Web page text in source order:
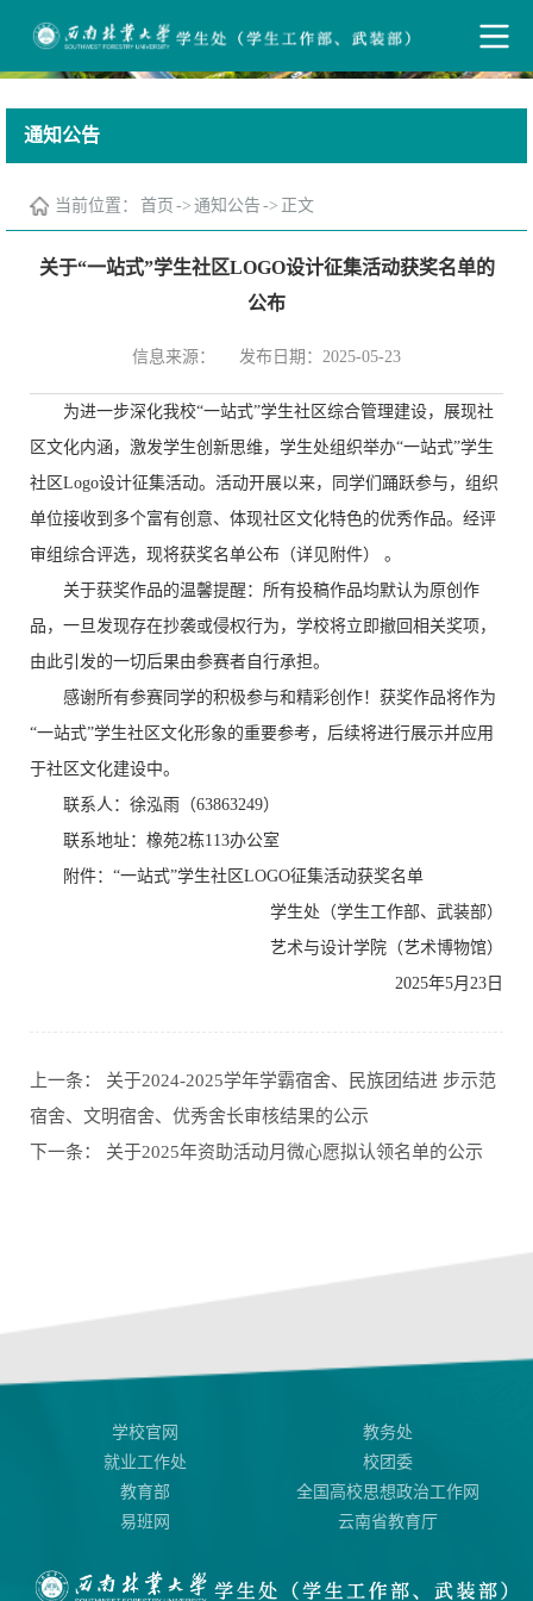
通知公告
当前位置： 首页 -> 通知公告 -> 正文
关于“一站式”学生社区LOGO设计征集活动获奖名单的
公布
信息来源： 发布日期：2025-05-23
为进一步深化我校“一站式”学生社区综合管理建设，展现社
区文化内涵，激发学生创新思维，学生处组织举办“一站式”学生
社区Logo设计征集活动。活动开展以来，同学们踊跃参与，组织
单位接收到多个富有创意、体现社区文化特色的优秀作品。经评
审组综合评选，现将获奖名单公布（详见附件） 。
关于获奖作品的温馨提醒：所有投稿作品均默认为原创作
品，一旦发现存在抄袭或侵权行为，学校将立即撤回相关奖项，
由此引发的一切后果由参赛者自行承担。
感谢所有参赛同学的积极参与和精彩创作！获奖作品将作为
“一站式”学生社区文化形象的重要参考，后续将进行展示并应用
于社区文化建设中。
联系人：徐泓雨（63863249）
联系地址：橡苑2栋113办公室
附件：“一站式”学生社区LOGO征集活动获奖名单
学生处（学生工作部、武装部）
艺术与设计学院（艺术博物馆）
2025年5月23日
上一条： 关于2024-2025学年学霸宿舍、民族团结进 步示范
宿舍、文明宿舍、优秀舍长审核结果的公示
下一条： 关于2025年资助活动月微心愿拟认领名单的公示
学校官网
教务处
就业工作处
校团委
教育部
全国高校思想政治工作网
易班网
云南省教育厅